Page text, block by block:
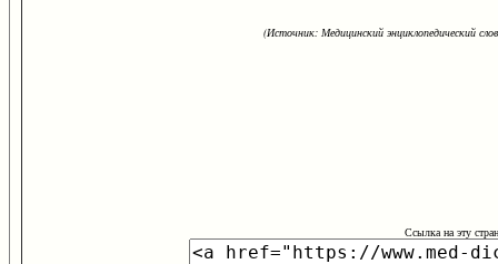
(Источник: Медицинский энциклопедический
Ссылка на эту